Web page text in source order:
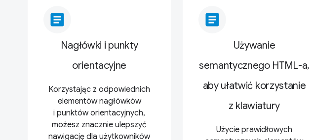
article
Nagłówki i punkty
orientacyjne
Korzystając z odpowiednich
elementów nagłówków
i punktów orientacyjnych,
możesz znacznie ulepszyć
nawigację dla użytkowników
article
Używanie
semantycznego HTML-a,
aby ułatwić korzystanie
z klawiatury
Użycie prawidłowych